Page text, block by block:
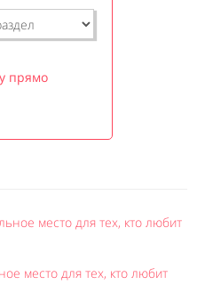
прямо
место для тех, кто любит